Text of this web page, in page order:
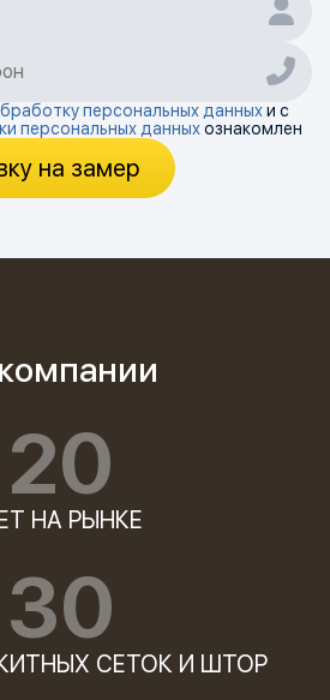
персональных данныхи с
персональных данныхознакомлен
на замер
20
НА РЫНКЕ
30
СЕТОК И ШТОР